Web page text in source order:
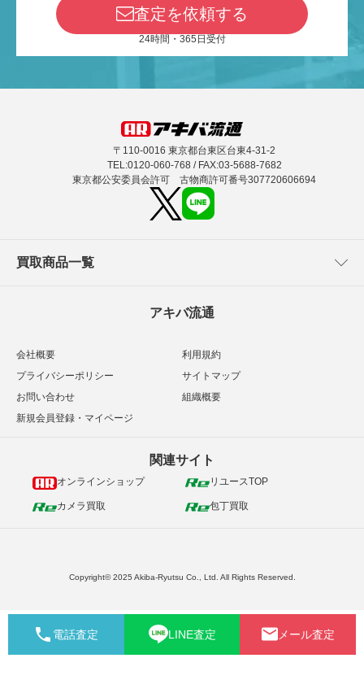
査定を依頼する
24時間・365日受付
〒110-0016 東京都台東区台東4-31-2
TEL:0120-060-768 / FAX:03-5688-7682
東京都公安委員会許可 古物商許可番号307720606694
買取商品一覧
アキバ流通
会社概要
利用規約
プライバシーポリシー
サイトマップ
お問い合わせ
組織概要
新規会員登録・マイページ
関連サイト
オンラインショップ リユースTOP
カメラ買取 包丁買取
Copyright© 2025 Akiba-Ryutsu Co., Ltd. All Rights Reserved.
電話査定 LINE査定 メール査定